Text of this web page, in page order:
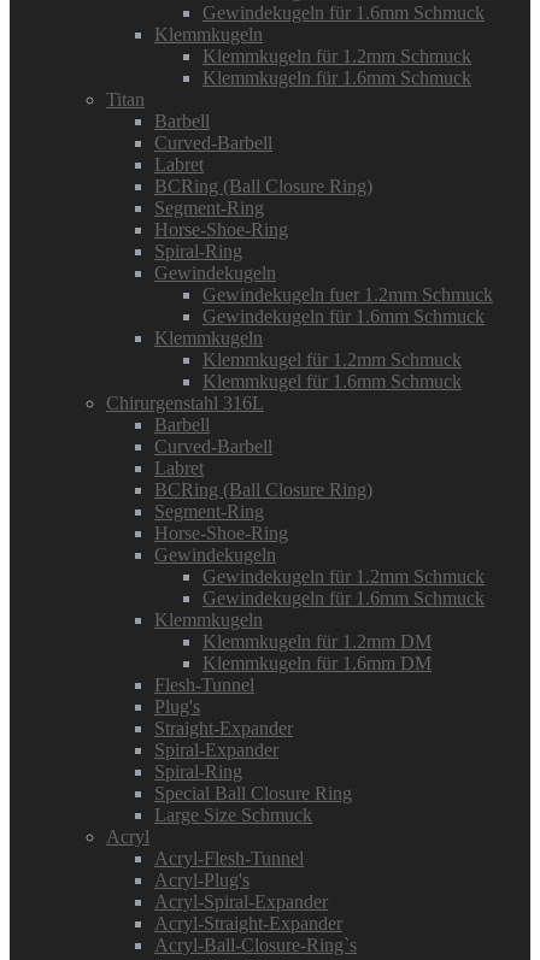
Gewindekugeln für 1.6mm Schmuck
Klemmkugeln
Klemmkugeln für 1.2mm Schmuck
Klemmkugeln für 1.6mm Schmuck
Titan
Barbell
Curved-Barbell
Labret
BCRing (Ball Closure Ring)
Segment-Ring
Horse-Shoe-Ring
Spiral-Ring
Gewindekugeln
Gewindekugeln fuer 1.2mm Schmuck
Gewindekugeln für 1.6mm Schmuck
Klemmkugeln
Klemmkugel für 1.2mm Schmuck
Klemmkugel für 1.6mm Schmuck
Chirurgenstahl 316L
Barbell
Curved-Barbell
Labret
BCRing (Ball Closure Ring)
Segment-Ring
Horse-Shoe-Ring
Gewindekugeln
Gewindekugeln für 1.2mm Schmuck
Gewindekugeln für 1.6mm Schmuck
Klemmkugeln
Klemmkugeln für 1.2mm DM
Klemmkugeln für 1.6mm DM
Flesh-Tunnel
Plug's
Straight-Expander
Spiral-Expander
Spiral-Ring
Special Ball Closure Ring
Large Size Schmuck
Acryl
Acryl-Flesh-Tunnel
Acryl-Plug's
Acryl-Spiral-Expander
Acryl-Straight-Expander
Acryl-Ball-Closure-Ring`s